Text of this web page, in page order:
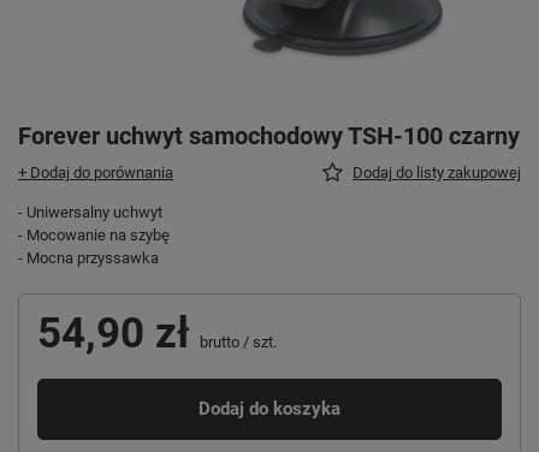
Forever uchwyt samochodowy TSH-100 czarny
+ Dodaj do porównania Dodaj do listy zakupowej
- Uniwersalny uchwyt
- Mocowanie na szybę
- Mocna przyssawka
54,90 zł brutto / szt.
Dodaj do koszyka